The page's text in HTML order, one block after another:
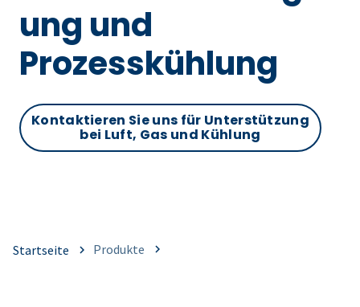
ung und
Prozesskühlung
Kontaktieren Sie uns für Unterstützung
bei Luft, Gas und Kühlung
Startseite Produkte